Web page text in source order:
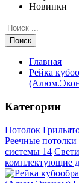
Новинки
Поиск
Главная
Рейка
Категории
Потолок
Реечные потолки
системы 14
комплектующие